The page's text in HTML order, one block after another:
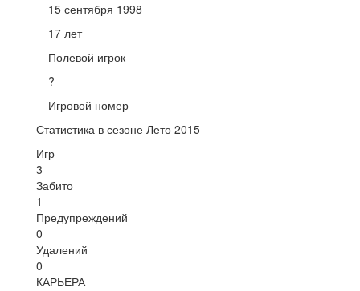
15 сентября 1998
17 лет
Полевой игрок
?
Игровой номер
Статистика в сезоне Лето 2015
Игр
3
Забито
1
Предупреждений
0
Удалений
0
КАРЬЕРА